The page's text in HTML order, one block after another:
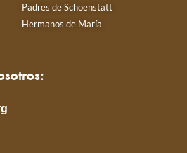
Padres de Schoenstatt
Hermanos de María